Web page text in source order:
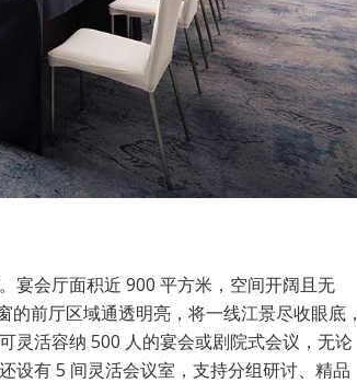
宴会厅面积近 900 平方米，空间开阔且无
前厅区域通透明亮，将一线江景尽收眼底，
灵活容纳 500 人的宴会或剧院式会议，无论
设有 5 间灵活会议室，支持分组研讨、精品